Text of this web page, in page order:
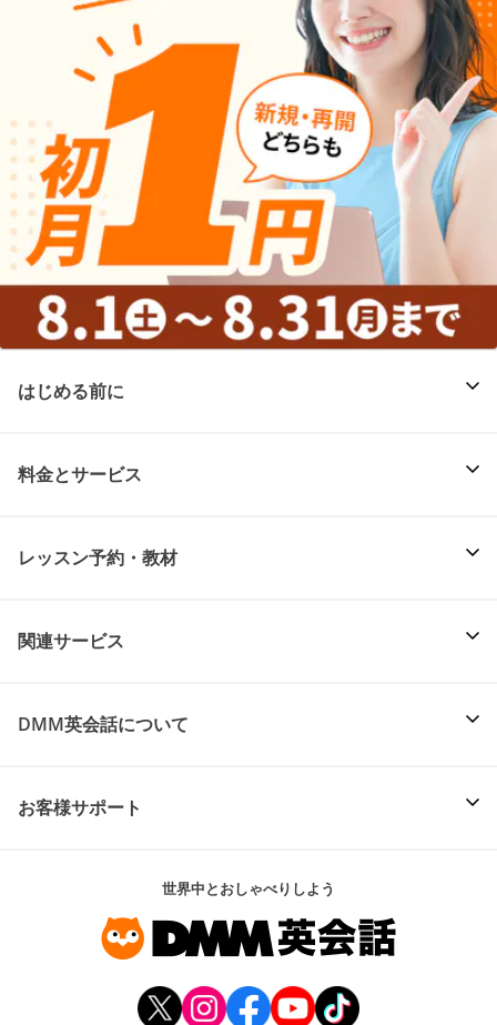
はじめる前に
料金とサービス
レッスン予約・教材
関連サービス
DMM英会話について
お客様サポート
世界中とおしゃべりしよう